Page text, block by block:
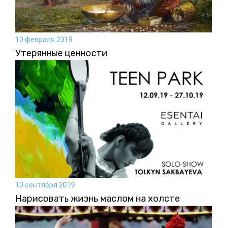
10 февраля 2018
Утерянные ценности
10 сентября 2019
Нарисовать жизнь маслом на холсте